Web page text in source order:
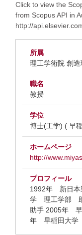
Click to view the
from Scopus API in
http://
所属
理工学術院 創造
職名
教授
学位
博士(工学) ( 早
ホームページ
http://
プロフィール
1992年 新日本
学 理工学部
助手 2005年
年 早稲田大